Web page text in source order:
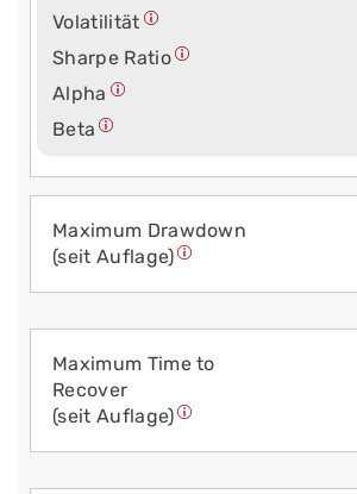
Volatilität
Sharpe Ratio
Alpha
Beta
Maximum Drawdown
(seit Auflage)
Maximum Time to
Recover
(seit Auflage)